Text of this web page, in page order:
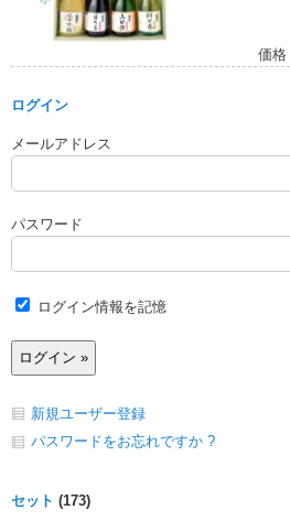
価格
ログイン
メールアドレス
パスワード
ログイン情報を記憶
新規ユーザー登録
パスワードをお忘れですか ?
セット (173)